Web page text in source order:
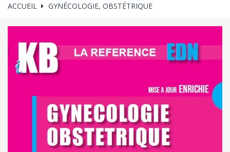
ACCUEIL GYNÉCOLOGIE, OBSTÉTRIQUE